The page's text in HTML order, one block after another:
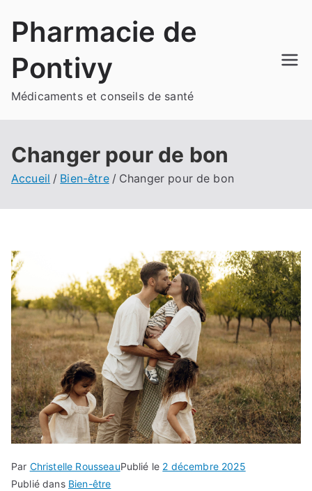
Pharmacie de
Pontivy
Médicaments et conseils de santé
Changer pour de bon
Accueil Bien-être Changer pour de bon
Par Christelle RousseauPublié le 2 décembre 2025
Publié dans Bien-être